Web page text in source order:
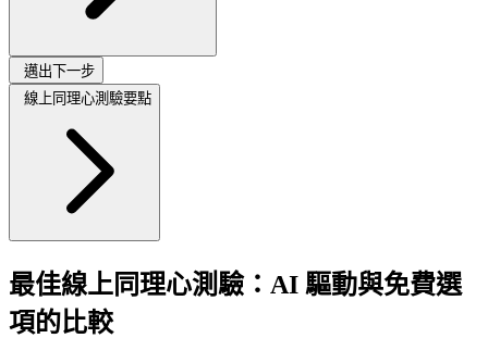
邁出下一步
線上同理心測驗要點
最佳線上同理心測驗：AI 驅動與免費選
項的比較